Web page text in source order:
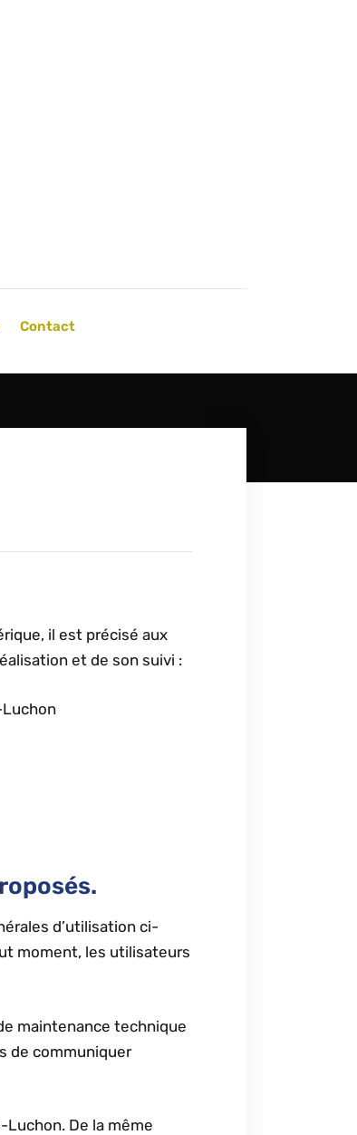
Contact
il est précisé aux
et de son suivi :
Luchon
d’utilisation ci-
moment, les utilisateurs
maintenance technique
de communiquer
De la même